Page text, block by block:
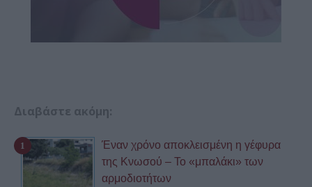
Διαβάστε ακόμη:
Έναν χρόνο αποκλεισμένη η γέφυρα
της Κνωσού – Το «μπαλάκι» των
αρμοδιοτήτων